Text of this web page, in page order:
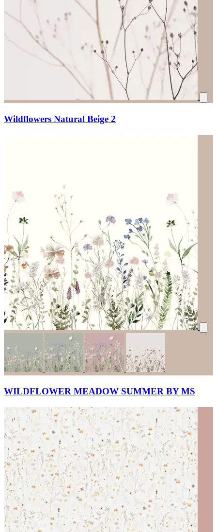
Wildflowers Natural Beige 2
WILDFLOWER MEADOW SUMMER BY MS